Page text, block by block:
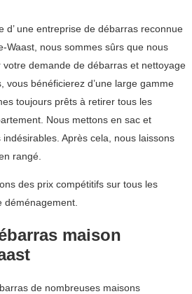
d’ une entreprise de débarras reconnue
Waast, nous sommes sûrs que nous
demande de débarras et nettoyage
vous bénéficierez d’une large gamme
toujours prêts à retirer tous les
Nous mettons en sac et
Après cela, nous laissons
rangé.
des prix compétitifs sur tous les
maison
de nombreuses maisons